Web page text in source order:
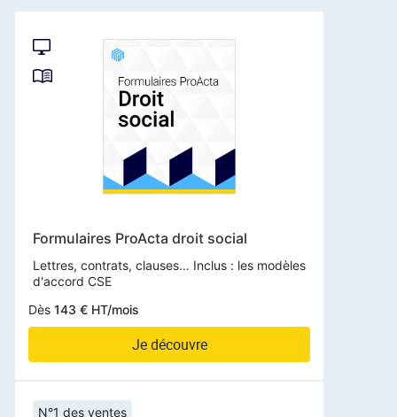
Formulaires ProActa droit social
Lettres, contrats, clauses… Inclus : les modèles
d'accord CSE
Dès 143 € HT/mois
Je découvre
N°1 des ventes